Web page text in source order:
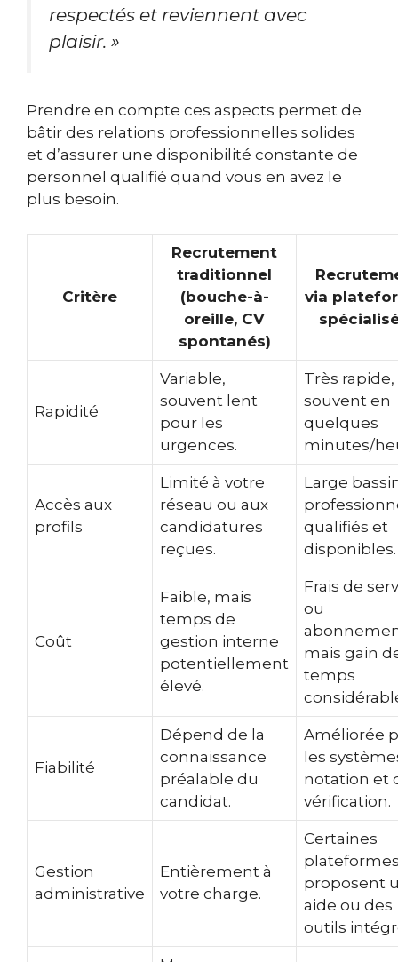
respectés et reviennent avec
plaisir. »
Prendre en compte ces aspects permet de
bâtir des relations professionnelles solides
et d’assurer une disponibilité constante de
personnel qualifié quand vous en avez le
plus besoin.
Critère
Recrutement
traditionnel
(bouche-à-
oreille, CV
spontanés)
via
Rapidité
Variable,
souvent lent
pour les
urgences.
Très rapide,
souvent en
quelques
minutes/
Accès aux
profils
Limité à votre
réseau ou aux
candidatures
reçues.
Large
qualifiés et
disponibles.
Coût
Faible, mais
temps de
gestion interne
potentiellement
élevé.
Frais de
ou
mais gain
temps
Fiabilité
Dépend de la
connaissance
préalable du
candidat.
Améliorée
les
notation et
vérification.
Gestion
administrative
Entièrement à
votre charge.
Certaines
proposent
aide ou des
outils